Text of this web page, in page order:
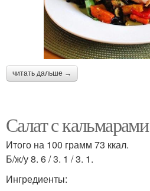
читать дальше →
Салат с
Итого на 100 грамм 73 ккал.
Б/ж/у 8. 6 / 3. 1 / 3. 1.
Ингредиенты: